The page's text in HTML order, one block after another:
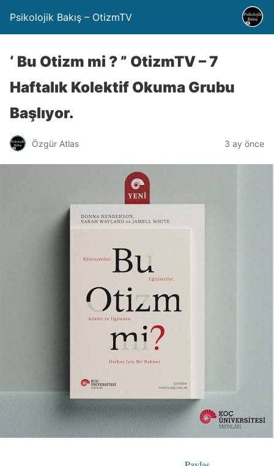
Psikolojik Bakış – OtizmTV
‘ Bu Otizm mi ? ” OtizmTV – 7
Haftalık Kolektif Okuma Grubu
Başlıyor.
Özgür Atlas 3 ay önce